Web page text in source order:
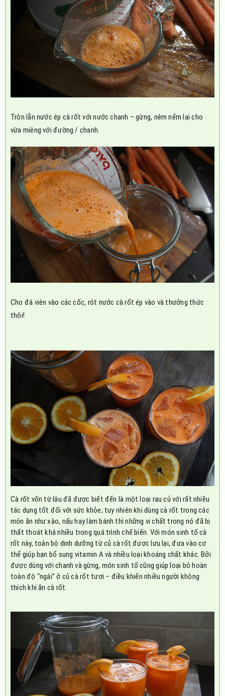
Trộn lẫn nước ép cà rốt với nước chanh – gừng, nêm nếm lại cho
vừa miệng với đường / chanh.
Cho đá viên vào các cốc, rót nước cà rốt ép vào và thưởng thức
thôi!
Cà rốt vốn từ lâu đã được biết đến là một loại rau củ với rất nhiều
tác dụng tốt đối với sức khỏe; tuy nhiên khi dùng cà rốt trong các
món ăn như xào, nấu hay làm bánh thì những vi chất trong nó đã bị
thất thoát khá nhiều trong quá trình chế biến. Với món sinh tố cà
rốt này, toàn bộ dinh dưỡng từ củ cà rốt được lưu lại, đưa vào cơ
thể giúp bạn bổ sung vitamin A và nhiều loại khoáng chất khác. Bởi
được dùng với chanh và gừng, món sinh tố cũng giúp loại bỏ hoàn
toàn độ “ngái” ở củ cà rốt tươi – điều khiến nhiều người không
thích khi ăn cà rốt.